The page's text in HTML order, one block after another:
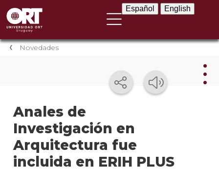
Español English
Novedades
Anales de
Investigación en
Arquitectura fue
incluida en ERIH PLUS